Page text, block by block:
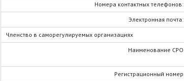
Номера контактных телефонов:
Электронная почта:
Членство в саморегулируемых организациях
Наименование СРО
Регистрационный номер